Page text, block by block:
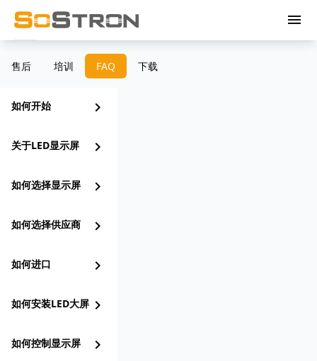
menu
售后 培训 FAQ 下载
如何开始 chevron_right
关于LED显示屏 chevron_right
如何选择显示屏 chevron_right
如何选择供应商 chevron_right
如何进口 chevron_right
如何安装LED大屏 chevron_right
如何控制显示屏 chevron_right